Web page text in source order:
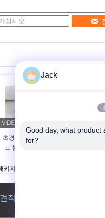
초경공구용 하이브리
드 본드 다이아몬드
키지:
1A1 1V1 3A1 등
견적 요청
Jack
Good day, what product
for?